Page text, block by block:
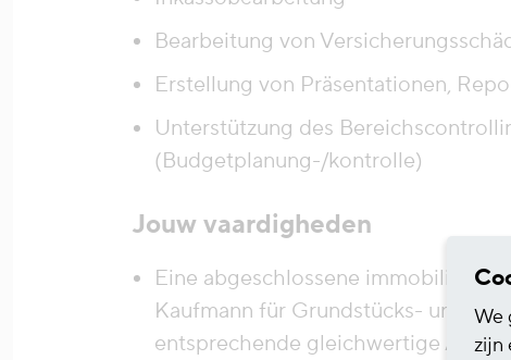
Bearbeitung von
Erstellung von Präsentationen,
Unterstützung des
(Budgetplanung-/kontrolle)
Jouw vaardigheden
Eine abgeschlossene
Kaufmann für Grundstücks- und
entsprechende gleichwertige
We
zijn